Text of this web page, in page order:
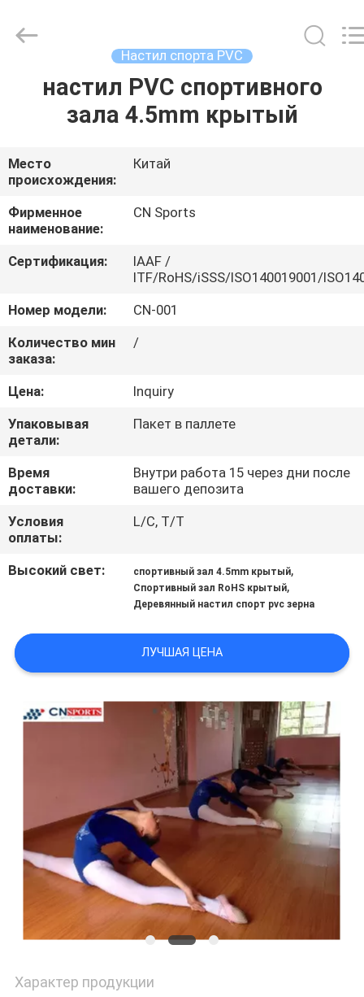
ДОМ
О
НАС
ПУТЕШЕСТВИЕ
ФАБРИКИ
ПРОВЕРКА
СВЯЖИТЕСЬ
МЫ
ЦИТАТУ
PRIVACY
Materials
Настил спорта PVC
настил PVC спортивного
зала 4.5mm крытый
Место
происхождения:
Китай
Фирменное
наименование:
CN Sports
Сертификация:
IAAF /
ITF/RoHS/iSSS/ISO140019001/
Номер модели:
CN-001
Количество мин
заказа:
/
Цена:
Inquiry
Упаковывая
детали:
Пакет в паллете
Время
доставки:
Внутри работа 15 через дни после
вашего депозита
Условия
оплаты:
L/C, T/T
Высокий свет: спортивный зал 4.5mm крытый,
Спортивный зал RoHS крытый,
Деревянный настил спорт pvc зерна
ЛУЧШАЯ ЦЕНА
Характер продукции